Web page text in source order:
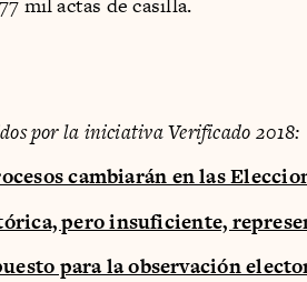
por la iniciativa Verificado 2018:
cambiarán en las
pero insuficiente,
para la observación